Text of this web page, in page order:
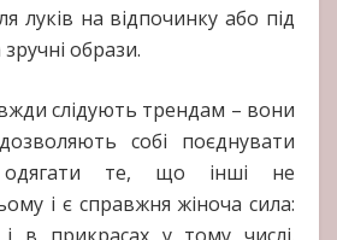
луків на відпочинку або під
зручні образи.
слідують трендам – вони
собі поєднувати
одягати те, що інші не
і є справжня жіноча сила: